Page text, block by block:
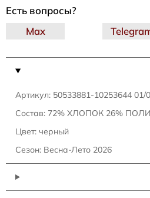
Артикул: 50533881-10253644 01/
Состав: 72% ХЛОПОК 26%
Цвет: черный
Сезон: Весна-Лето 2026
Есть вопросы?
Max